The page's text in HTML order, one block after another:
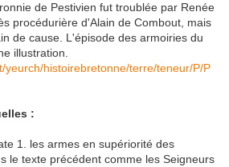
de Pestivien fut troublée par Renée
procédurière d'Alain de Combout, mais
de cause. L'épisode des armoiries du
illustration.
yeurch/histoirebretonne/terre/teneur/P/P
:
1. les armes en supériorité des
le texte précédent comme les Seigneurs